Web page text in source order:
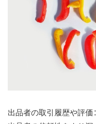
出品者の取引履歴や評